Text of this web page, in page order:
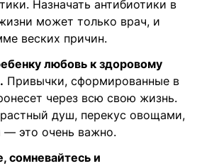
Назначать антибиотики в
может только врач, и
веских причин.
любовь к здоровому
Привычки, сформированные в
через всю свою жизнь.
душ, перекус овощами,
— это очень важно.
сомневайтесь и